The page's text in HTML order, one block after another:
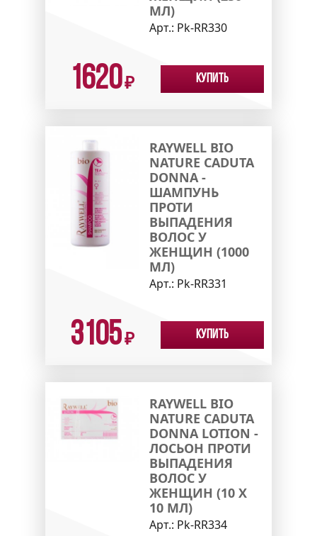
МЛ)
Арт.: Pk-RR330
1620₽ Купить
RAYWELL BIO
NATURE CADUTA
DONNA -
ШАМПУНЬ
ПРОТИ
ВЫПАДЕНИЯ
ВОЛОС У
ЖЕНЩИН (1000
МЛ)
Арт.: Pk-RR331
3105₽ Купить
RAYWELL BIO
NATURE CADUTA
DONNA LOTION -
ЛОСЬОН ПРОТИ
ВЫПАДЕНИЯ
ВОЛОС У
ЖЕНЩИН (10 X
10 МЛ)
Арт.: Pk-RR334